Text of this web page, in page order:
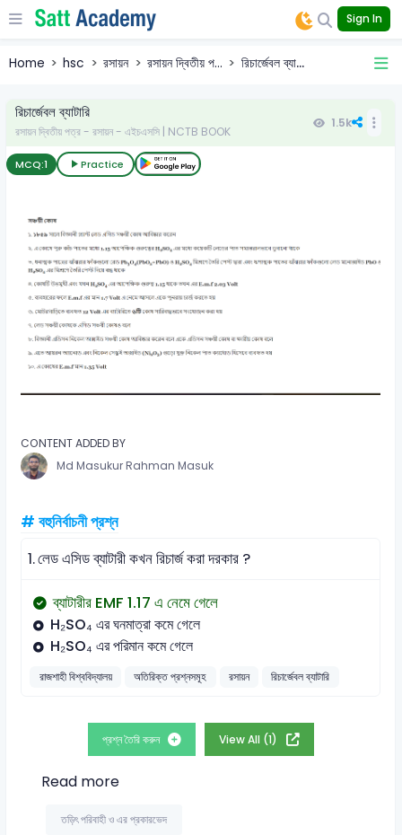
Sign In
Home hsc রসায়ন রসায়ন দ্বিতীয় প... রিচার্জেবল ব্যা...
রিচার্জেবল ব্যাটারি
রসায়ন দ্বিতীয় পত্র - রসায়ন - এইচএসসি | NCTB BOOK
1.5k
MCQ:1 Practice
CONTENT ADDED BY
Md Masukur Rahman Masuk
# বহুনির্বাচনী প্রশ্ন
1.লেড এসিড ব্যাটারী কখন রিচার্জ করা দরকার ?
ব্যাটারীর EMF 1.17 এ নেমে গেলে
H₂SO₄ এর ঘনমাত্রা কমে গেলে
H₂SO₄ এর পরিমান কমে গেলে
রাজশাহী বিশ্ববিদ্যালয় অতিরিক্ত প্রশ্নসমূহ রসায়ন রিচার্জেবল ব্যাটারি
প্রশ্ন তৈরি করুন View All (1)
Read more
তড়িৎ পরিবাহী ও এর প্রকারভেদ